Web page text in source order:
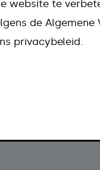
Meer
te
de Algemene
privacybeleid.